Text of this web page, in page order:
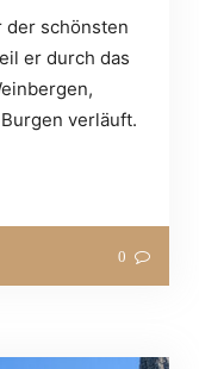
der schönsten
er durch das
verläuft.
0